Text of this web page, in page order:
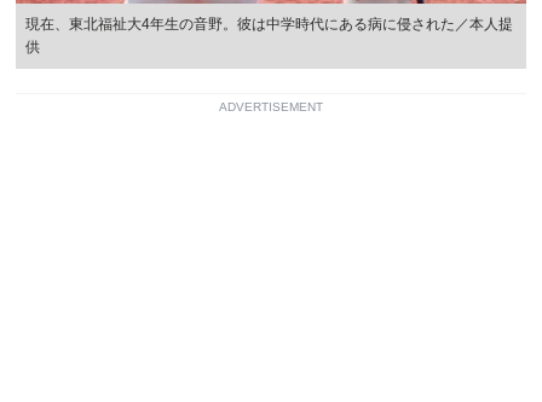
現在、東北福祉大4年生の音野。彼は中学時代にある病に侵された／本人提
供
ADVERTISEMENT